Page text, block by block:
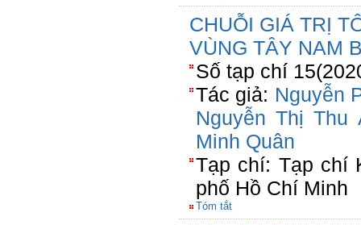
CHUỖI GIÁ TRỊ
VÙNG TÂY NAM
Số tạp chí
Tác giả: Nguyễn
Nguyễn Thị Thu
Minh Quân
Tạp chí: Tạp chí
phố Hồ Chí Minh
Tóm tắt